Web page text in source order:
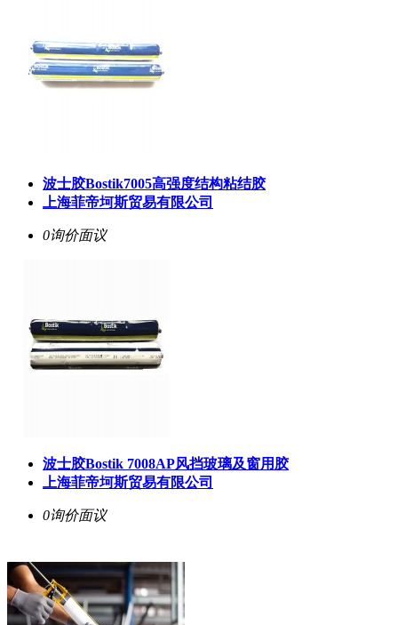
波士胶Bostik7005高强度结构粘结胶
上海菲帝坷斯贸易有限公司
0询价面议
波士胶Bostik 7008AP风挡玻璃及窗用胶
上海菲帝坷斯贸易有限公司
0询价面议